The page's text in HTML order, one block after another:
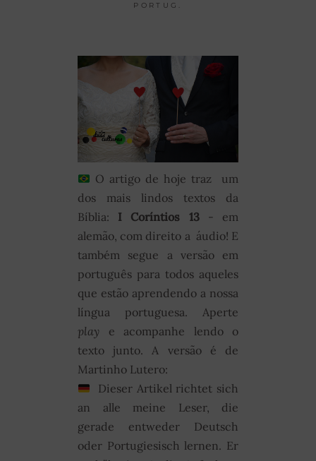
PORTUG.
O artigo de hoje traz um
dos mais lindos textos da
Bíblia: I Coríntios 13- em
alemão, com direito a áudio! E
também segue a versão em
português para todos aqueles
que estão aprendendo a nossa
língua portuguesa. Aperte
play e acompanhe lendo o
texto junto. A versão é de
Martinho Lutero:
Dieser Artikel richtet sich
an alle meine Leser, die
gerade entweder Deutsch
oder Portugiesisch lernen. Er